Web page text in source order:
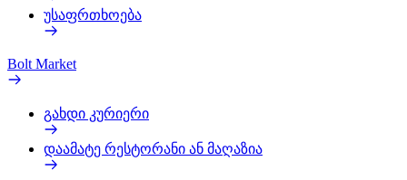
უსაფრთხოება
Bolt Market
გახდი კურიერი
დაამატე რესტორანი ან მაღაზია